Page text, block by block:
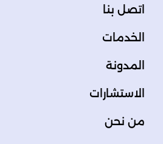
اتصل بنا
الخدمات
المدونة
الاستشارات
من نحن